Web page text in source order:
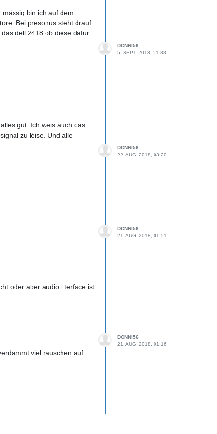
bin ich auf dem
Bei presonus steht drauf
dell 2418 ob diese dafür
DONNI56
5. SEPT. 2018, 21:38
gut. Ich weis auch das
zu lèise. Und alle
DONNI56
22. AUG. 2018, 03:20
DONNI56
21. AUG. 2018, 01:51
oder aber audio i terface ist
viel rauschen auf.
DONNI56
21. AUG. 2018, 01:16